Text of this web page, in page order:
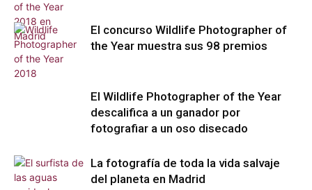
El concurso Wildlife Photographer of
the Year muestra sus 98 premios
El Wildlife Photographer of the Year
descalifica a un ganador por
fotografiar a un oso disecado
La fotografía de toda la vida salvaje
del planeta en Madrid